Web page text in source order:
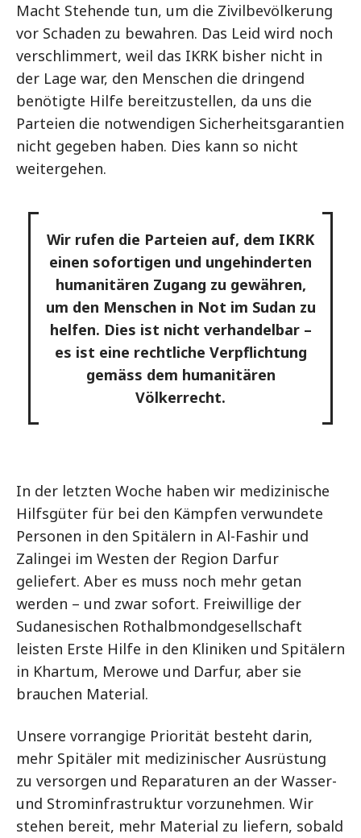
Macht Stehende tun, um die Zivilbevölkerung
vor Schaden zu bewahren. Das Leid wird noch
verschlimmert, weil das IKRK bisher nicht in
der Lage war, den Menschen die dringend
benötigte Hilfe bereitzustellen, da uns die
Parteien die notwendigen Sicherheitsgarantien
nicht gegeben haben. Dies kann so nicht
weitergehen.
Wir rufen die Parteien auf, dem IKRK
einen sofortigen und ungehinderten
humanitären Zugang zu gewähren,
um den Menschen in Not im Sudan zu
helfen. Dies ist nicht verhandelbar –
es ist eine rechtliche Verpflichtung
gemäss dem humanitären
Völkerrecht.
In der letzten Woche haben wir medizinische
Hilfsgüter für bei den Kämpfen verwundete
Personen in den Spitälern in Al-Fashir und
Zalingei im Westen der Region Darfur
geliefert. Aber es muss noch mehr getan
werden – und zwar sofort. Freiwillige der
Sudanesischen Rothalbmondgesellschaft
leisten Erste Hilfe in den Kliniken und Spitälern
in Khartum, Merowe und Darfur, aber sie
brauchen Material.
Unsere vorrangige Priorität besteht darin,
mehr Spitäler mit medizinischer Ausrüstung
zu versorgen und Reparaturen an der Wasser-
und Strominfrastruktur vorzunehmen. Wir
stehen bereit, mehr Material zu liefern, sobald